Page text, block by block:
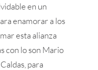
en un
enamorar a los
esta alianza
con lo son Mario
para